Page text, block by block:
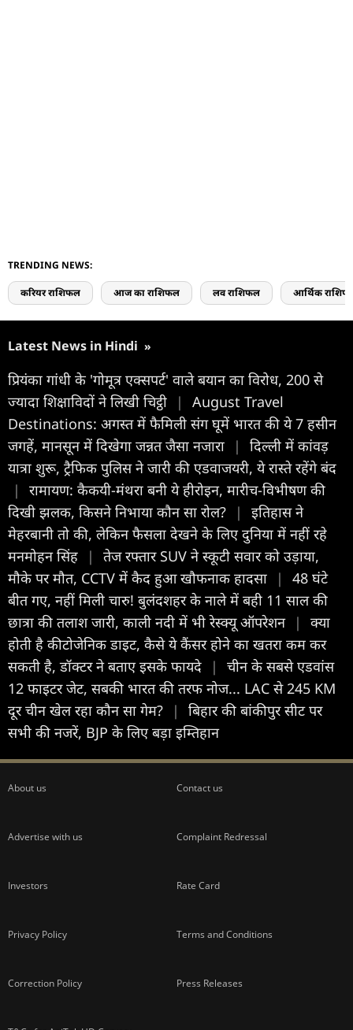
TRENDING NEWS:
करियर राशिफल आज का राशिफल लव राशिफल आर्थिक
Latest News in Hindi »
प्रियंका गांधी के 'गोमूत्र एक्सपर्ट' वाले बयान का विरोध, 200 से
ज्यादा शिक्षाविदों ने लिखी चिट्ठी
|
August Travel
Destinations: अगस्त में फैमिली संग घूमें भारत की ये 7 हसीन
जगहें, मानसून में दिखेगा जन्नत जैसा नजारा
|
दिल्ली में कांवड़
यात्रा शुरू, ट्रैफिक पुलिस ने जारी की एडवाजयरी, ये रास्ते रहेंगे बंद
|
रामायण: कैकयी-मंथरा बनी ये हीरोइन, मारीच-विभीषण की
दिखी झलक, किसने निभाया कौन सा रोल?
|
इतिहास ने
मेहरबानी तो की, लेकिन फैसला देखने के लिए दुनिया में नहीं रहे
मनमोहन सिंह
|
तेज रफ्तार SUV ने स्कूटी सवार को उड़ाया,
मौके पर मौत, CCTV में कैद हुआ खौफनाक हादसा
|
48 घंटे
बीत गए, नहीं मिली चारु! बुलंदशहर के नाले में बही 11 साल की
छात्रा की तलाश जारी, काली नदी में भी रेस्क्यू ऑपरेशन |
क्या
होती है कीटोजेनिक डाइट, कैसे ये कैंसर होने का खतरा कम कर
सकती है, डॉक्टर ने बताए इसके फायदे
|
चीन के सबसे एडवांस
12 फाइटर जेट, सबकी भारत की तरफ नोज... LAC से 245 KM
दूर चीन खेल रहा कौन सा गेम?
|
बिहार की बांकीपुर सीट पर
सभी की नजरें, BJP के लिए बड़ा इम्तिहान
About us Contact us
Advertise with us Complaint Redressal
Investors Rate Card
Privacy Policy Terms and Conditions
Correction Policy Press Releases